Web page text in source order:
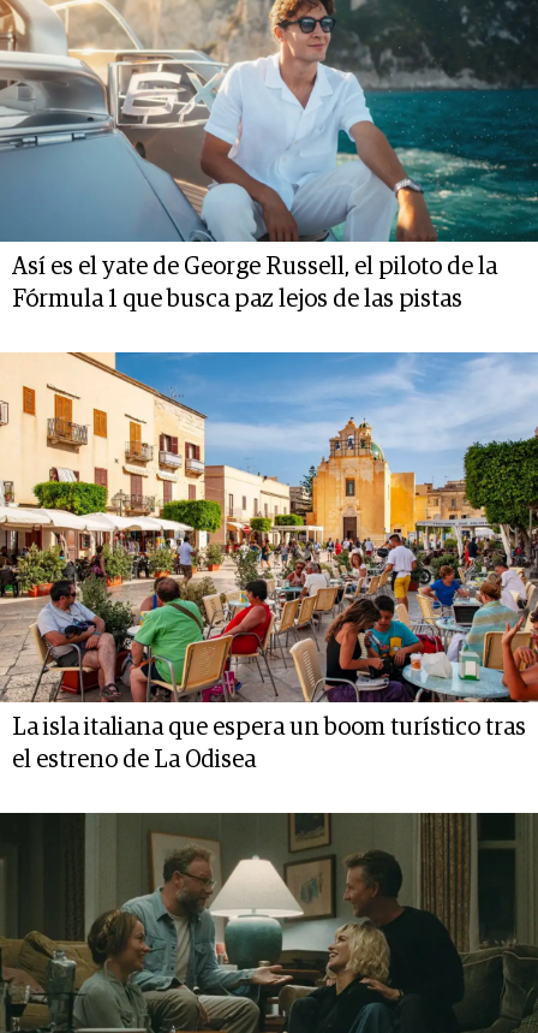
Así es el yate de George Russell, el piloto de la
Fórmula 1 que busca paz lejos de las pistas
La isla italiana que espera un boom turístico tras
el estreno de La Odisea